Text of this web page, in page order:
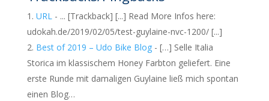
URL - ... [Trackback] [...] Read More Infos here:
udokah.de/2019/02/05/test-guylaine-nvc-1200/ [...]
Best of 2019 – Udo Bike Blog- […] Selle Italia
Storica im klassischem Honey Farbton geliefert. Eine
erste Runde mit damaligen Guylaine ließ mich spontan
einen Blog…